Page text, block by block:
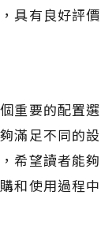
具有良好評價
重要的配置選
滿足不同的設
希望讀者能夠
和使用過程中